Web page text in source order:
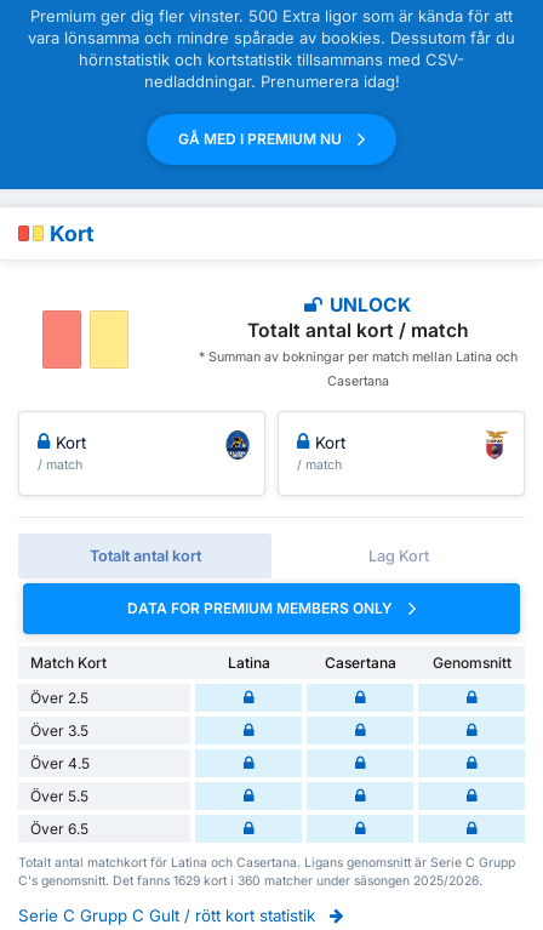
Premium ger dig fler vinster. 500 Extra ligor som är kända för att
vara lönsamma och mindre spårade av bookies. Dessutom får du
hörnstatistik och kortstatistik tillsammans med CSV-
nedladdningar. Prenumerera idag!
GÅ MED I PREMIUM NU
Kort
UNLOCK
Totalt antal kort / match
* Summan av bokningar per match mellan Latina och
Casertana
Kort
/ match
Kort
/ match
Totalt antal kort Lag Kort
DATA FOR PREMIUM MEMBERS ONLY
Match Kort Latina Casertana
Genomsnitt
Över 2.5
Över 3.5
Över 4.5
Över 5.5
Över 6.5
Totalt antal matchkort för Latina och Casertana. Ligans genomsnitt är Serie C Grupp
C's genomsnitt. Det fanns 1629 kort i 360 matcher under säsongen 2025/2026.
Serie C Grupp C Gult / rött kort statistik